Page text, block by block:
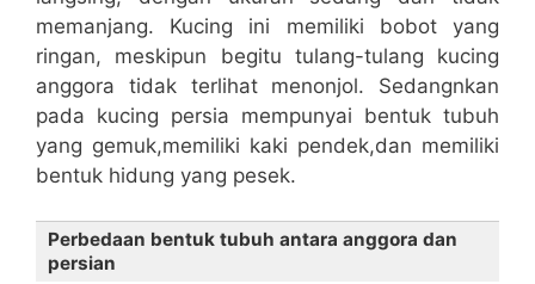
memanjang. Kucing ini memiliki bobot yang
ringan, meskipun begitu tulang-tulang kucing
anggora tidak terlihat menonjol. Sedangnkan
pada kucing persia mempunyai bentuk tubuh
yang gemuk,memiliki kaki pendek,dan memiliki
bentuk hidung yang pesek.
Perbedaan bentuk tubuh antara anggora dan
persian